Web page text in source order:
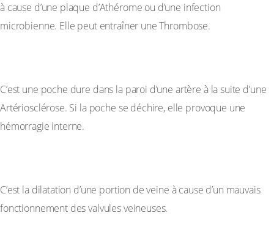
à cause d’une plaque d’Athérome ou d’une infection
microbienne. Elle peut entraîner une Thrombose.
C’est une poche dure dans la paroi d’une artère à la suite d’une
Artériosclérose. Si la poche se déchire, elle provoque une
hémorragie interne.
C’est la dilatation d’une portion de veine à cause d’un mauvais
fonctionnement des valvules veineuses.